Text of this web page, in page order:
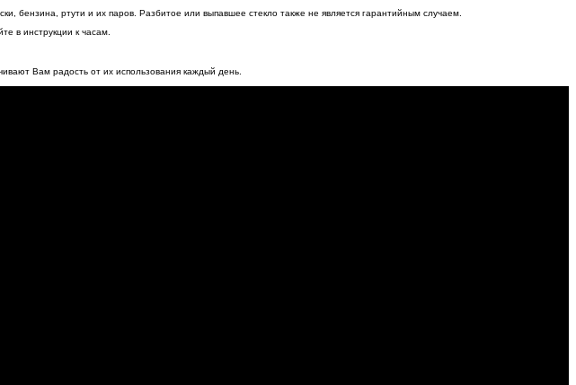
бензина, ртути и их паров. Разбитое или выпавшее стекло также не является гарантийным случаем.
в инструкции к часам.
Вам радость от их использования каждый день.